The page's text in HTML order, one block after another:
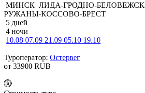
МИНСК–ЛИДА-ГРОДНО-
РУЖАНЫ-КОССОВО-БРЕСТ
5 дней
4 ночи
10.08 07.09 21.09 05.10 19.10
Туроператор: Остервег
от 33900 RUB